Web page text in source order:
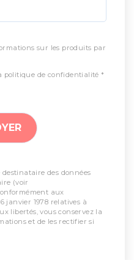
sur les produits par
politique de confidentialité *
des données
(voir
aux
janvier 1978 relatives à
libertés, vous conservez la
et de les rectifier si